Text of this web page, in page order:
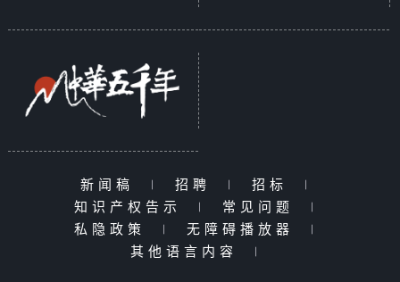
新闻稿 | 招聘 | 招标
|
知识产权告示
| 常见问题
|
私隐政策
| 无障碍播放器
|
其他语言内容
|